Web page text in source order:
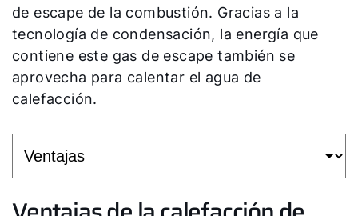
de escape de la combustión. Gracias a la
tecnología de condensación, la energía que
contiene este gas de escape también se
aprovecha para calentar el agua de
calefacción.